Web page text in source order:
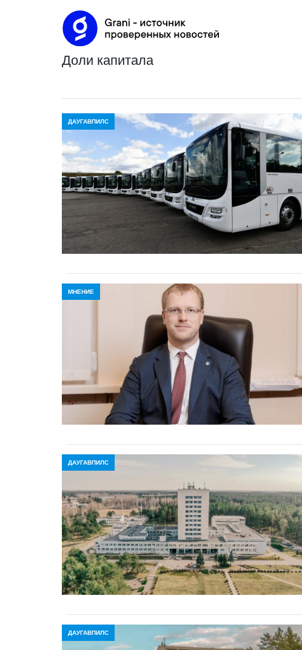
доли капитала
ДАУГАВПИЛС
МНЕНИЕ
ДАУГАВПИЛС
ДАУГАВПИЛС